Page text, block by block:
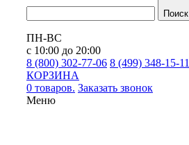
Поиск
ПН-ВС
с 10:00 до 20:00
8 (800) 302-77-06 8 (499) 348-15-11
КОРЗИНА
0 товаров. Заказать звонок
Меню